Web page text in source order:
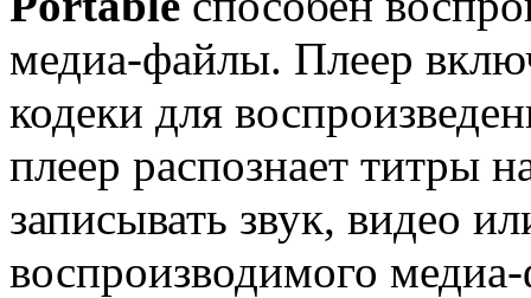
медиа-файлы. Плеер
кодеки для
плеер распознает титры
записывать звук, видео
воспроизводимого